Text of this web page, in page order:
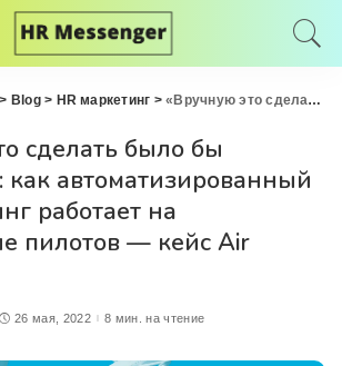
> Blog> HR маркетинг >«Вручную это сделать было бы нереально»: как автоматизированный HR-маркетинг работает на привлечение пилотов — кейс Air Astana
сделать было бы
как автоматизированный
работает на
пилотов — кейс Air
26 мая, 2022 8 мин. на чтение